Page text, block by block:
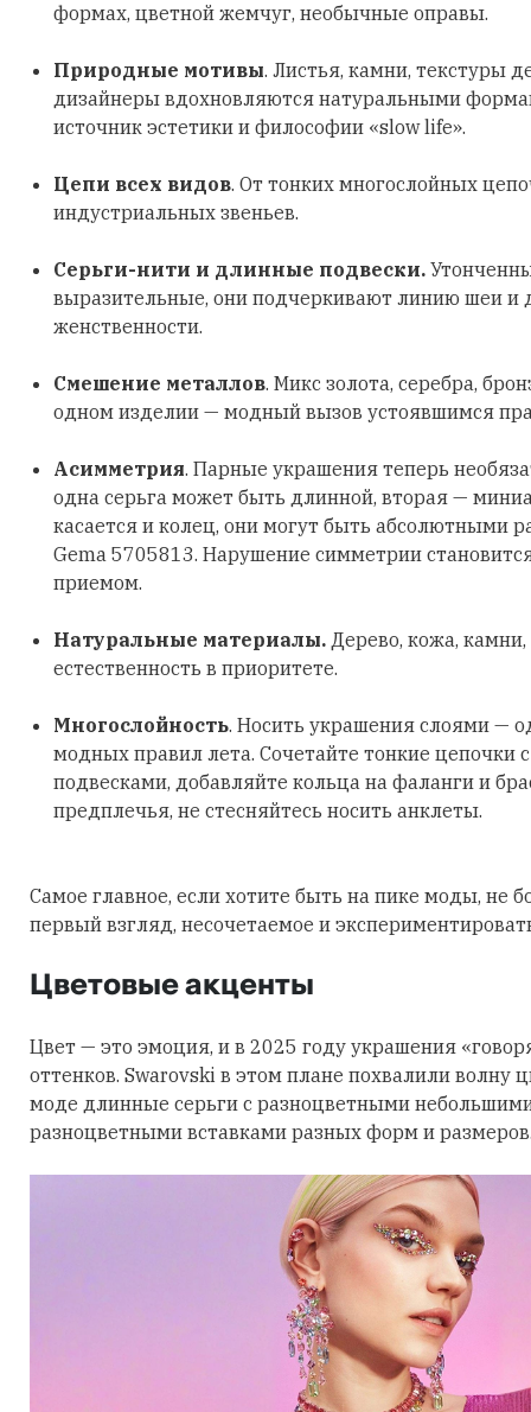
формах, цветной жемчуг, необычные оправы.
Природные мотивы. Листья, камни, текстуры
дизайнеры вдохновляются натуральными
источник эстетики и философии «slow life».
Цепи всех видов. От тонких многослойных
индустриальных звеньев.
Серьги-нити и длинные подвески.
выразительные, они подчеркивают линию шеи и
женственности.
Смешение металлов. Микс золота, серебра,
одном изделии — модный вызов устоявшимся
Асимметрия. Парные украшения теперь
одна серьга может быть длинной, вторая —
касается и колец, они могут быть абсолютными
Gema 5705813. Нарушение симметрии
приемом.
Натуральные материалы. Дерево, кожа,
естественность в приоритете.
Многослойность. Носить украшения слоями —
модных правил лета. Сочетайте тонкие цепочки
подвесками, добавляйте кольца на фаланги и
предплечья, не стесняйтесь носить анклеты.
Самое главное, если хотите быть на пике моды, не
первый взгляд, несочетаемое и
Цветовые акценты
Цвет — это эмоция, и в 2025 году украшения
оттенков. Swarovski в этом плане похвалили волну
моде длинные серьги с разноцветными
разноцветными вставками разных форм и